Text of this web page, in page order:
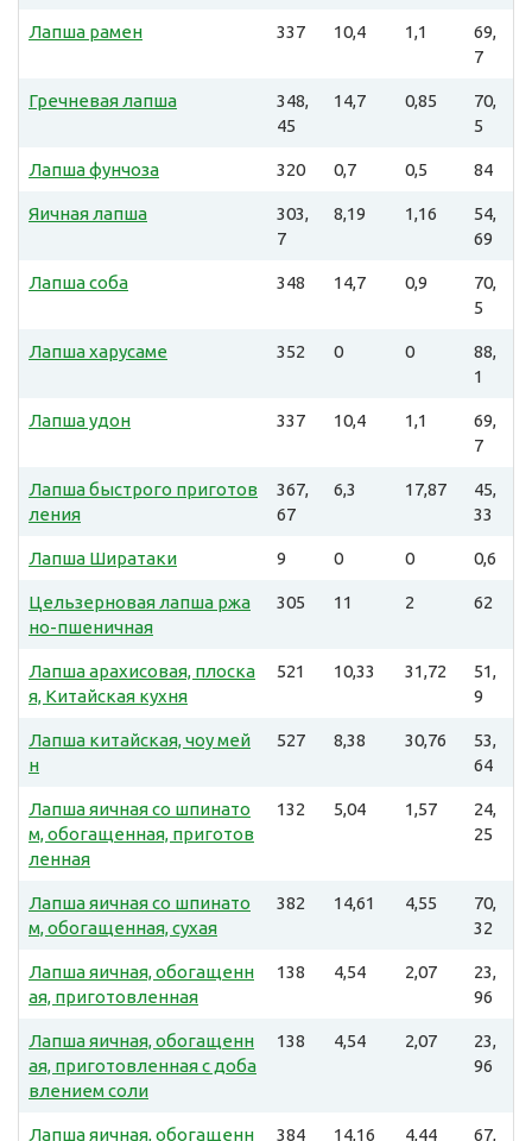
Лапша рамен 337 10,4 1,1
69,
7
Гречневая лапша
348,
45
14,7 0,85
70,
5
Лапша фунчоза 320 0,7 0,5 84
Яичная лапша
303,
7
8,19 1,16
54,
69
Лапша соба 348 14,7 0,9
70,
5
Лапша харусаме 352 0 0
88,
1
Лапша удон 337 10,4 1,1
69,
7
Лапша быстрого приготов
ления
367,
67
6,3 17,87
45,
33
Лапша Ширатаки 9 0 0 0,6
Цельзерновая лапша ржа
но-пшеничная
305 11 2 62
Лапша арахисовая, плоска
я, Китайская кухня
521 10,33 31,72
51,
9
Лапша китайская, чоу мей
н
527 8,38 30,76
53,
64
Лапша яичная со шпинато
м, обогащенная, приготов
ленная
132 5,04 1,57
24,
25
Лапша яичная со шпинато
м, обогащенная, сухая
382 14,61 4,55
70,
32
Лапша яичная, обогащенн
ая, приготовленная
138 4,54 2,07
23,
96
Лапша яичная, обогащенн
ая, приготовленная с доба
влением соли
138 4,54 2,07
23,
96
Лапша яичная, обогащенн
384 14,16 4,44
67,